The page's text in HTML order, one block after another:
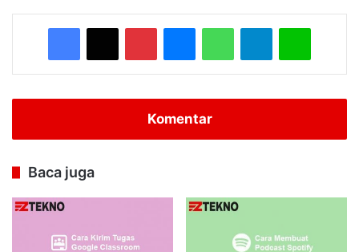
Facebook
X PinterestMessengerWhatsAppTelegramLine
Komentar
Baca juga